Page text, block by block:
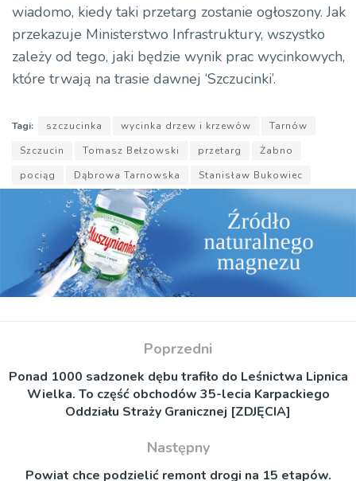
wiadomo, kiedy taki przetarg zostanie ogłoszony. Jak
przekazuje Ministerstwo Infrastruktury, wszystko
zależy od tego, jaki będzie wynik prac wycinkowych,
które trwają na trasie dawnej ‘Szczucinki’.
Tagi: szczucinka wycinka drzew i krzewów
Tarnów
Szczucin
Tomasz Bełzowski przetarg
Żabno
pociąg
Dąbrowa Tarnowska Stanisław Bukowiec
Poprzedni
Ponad 1000 sadzonek dębu trafiło do Leśnictwa Lipnica
Wielka. To część obchodów 35-lecia Karpackiego
Oddziału Straży Granicznej [ZDJĘCIA]
Następny
Powiat chce podzielić remont drogi na 15 etapów.